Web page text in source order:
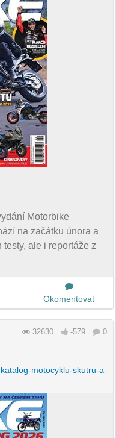
Motorbike
na začátku února a
ale i reportáže z
Okomentovat
32630 -579 0
motocyklu-skutru-a-